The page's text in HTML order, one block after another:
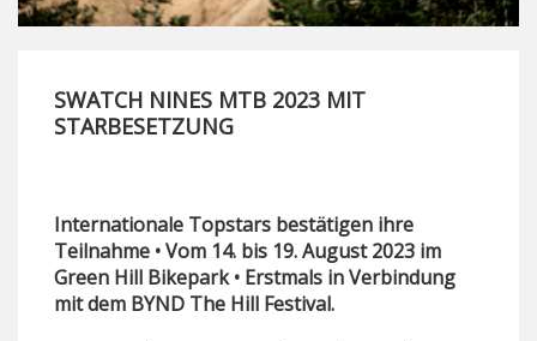
SWATCH NINES MTB 2023 MIT
STARBESETZUNG
Internationale Topstars bestätigen ihre
Teilnahme • Vom 14. bis 19. August 2023 im
Green Hill Bikepark • Erstmals in Verbindung
mit dem BYND The Hill Festival.